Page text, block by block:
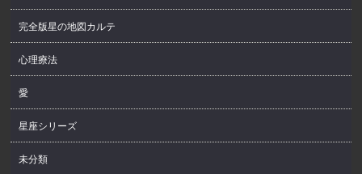
完全版星の地図カルテ
心理療法
愛
星座シリーズ
未分類